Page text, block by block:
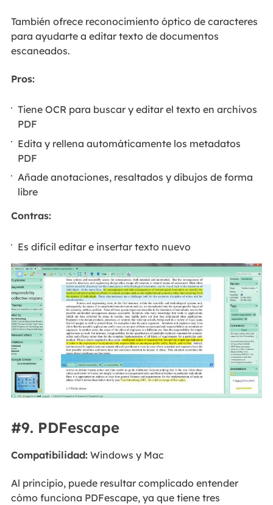
También ofrece reconocimiento óptico de caracteres
para ayudarte a editar texto de documentos
escaneados.
Pros:
Tiene OCR para buscar y editar el texto en archivos
PDF
Edita y rellena automáticamente los metadatos
PDF
Añade anotaciones, resaltados y dibujos de forma
libre
Contras:
Es difícil editar e insertar texto nuevo
#9. PDFescape
Compatibilidad:Windows y Mac
Al principio, puede resultar complicado entender
cómo funciona PDFescape, ya que tiene tres